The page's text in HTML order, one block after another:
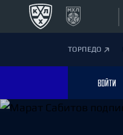
ТОРПЕДО
ВОЙТИ